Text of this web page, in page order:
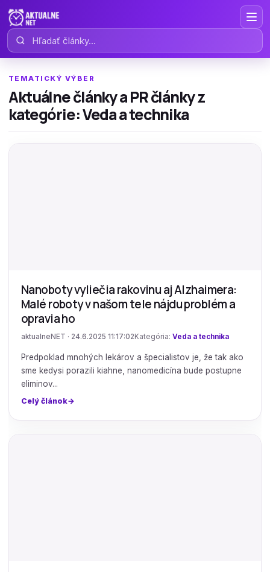
Hľadať články
TEMATICKÝ VÝBER
Aktuálne články a PR články z
kategórie: Veda a technika
Nanoboty vyliečia rakovinu aj Alzhaimera:
Malé roboty v našom tele nájdu problém a
opravia ho
aktualneNET · 24.6.2025 11:17:02 Kategória: Veda a technika
Predpoklad mnohých lekárov a špecialistov je, že tak ako
sme kedysi porazili kiahne, nanomedicína bude postupne
eliminov...
Celý článok